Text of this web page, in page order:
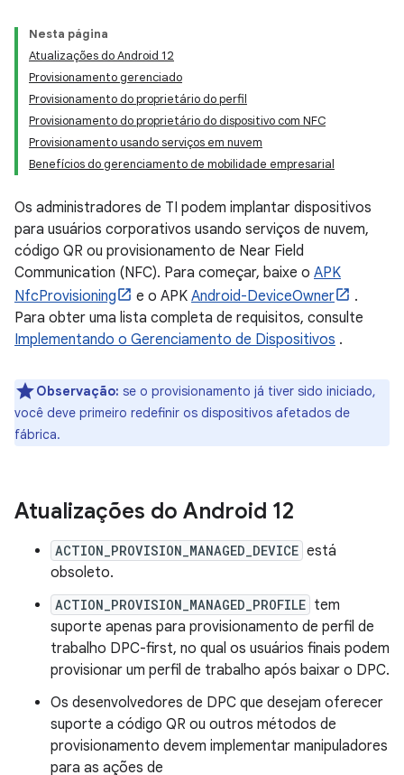
Nesta página
Atualizações do Android 12
Provisionamento gerenciado
Provisionamento do proprietário do perfil
Provisionamento do proprietário do dispositivo com NFC
Provisionamento usando serviços em nuvem
Benefícios do gerenciamento de mobilidade empresarial
Os administradores de TI podem implantar dispositivos
para usuários corporativos usando serviços de nuvem,
código QR ou provisionamento de Near Field
Communication (NFC). Para começar, baixe o APK
NfcProvisioning
e o APK Android-DeviceOwner
.
Para obter uma lista completa de requisitos, consulte
Implementando o Gerenciamento de Dispositivos .
Observação: se o provisionamento já tiver sido iniciado,
você deve primeiro redefinir os dispositivos afetados de
fábrica.
Atualizações do Android 12
ACTION_PROVISION_MANAGED_DEVICE está
obsoleto.
ACTION_PROVISION_MANAGED_PROFILE tem
suporte apenas para provisionamento de perfil de
trabalho DPC-first, no qual os usuários finais podem
provisionar um perfil de trabalho após baixar o DPC.
Os desenvolvedores de DPC que desejam oferecer
suporte a código QR ou outros métodos de
provisionamento devem implementar manipuladores
para as ações de